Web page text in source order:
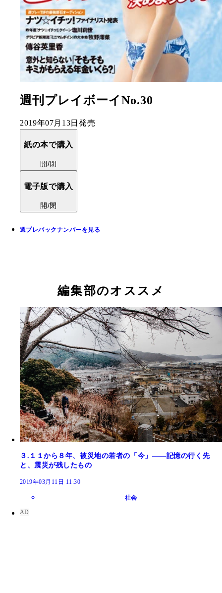
週刊プレイボーイNo.30
2019年07月13日発売
紙の本で購入
開/閉
電子版で購入
開/閉
週プレバックナンバーを見る
編集部のオススメ
３.１１から８年、被災地の若者の「今」――記憶の行く先
と、震災が残したもの
2019年03月11日 11:30
社会